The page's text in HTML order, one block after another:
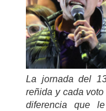
La jornada del
reñida y cada
diferencia que